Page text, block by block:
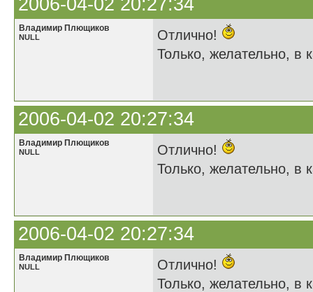
2006-04-02 20:27:34
Владимир Плющиков
NULL
Отлично!
Только, желательно, в
2006-04-02 20:27:34
Владимир Плющиков
NULL
Отлично!
Только, желательно, в
2006-04-02 20:27:34
Владимир Плющиков
NULL
Отлично!
Только, желательно, в